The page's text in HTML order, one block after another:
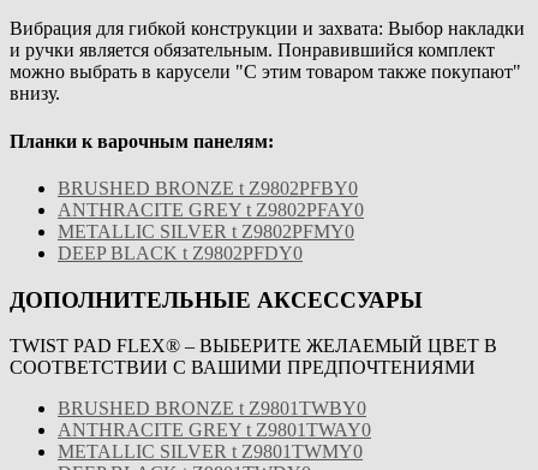
Вибрация для гибкой конструкции и захвата: Выбор накладки
и ручки является обязательным. Понравившийся комплект
можно выбрать в карусели "С этим товаром также покупают"
внизу.
Планки к варочным панелям:
BRUSHED BRONZE t Z9802PFBY0
ANTHRACITE GREY t Z9802PFAY0
METALLIC SILVER t Z9802PFMY0
DEEP BLACK t Z9802PFDY0
ДОПОЛНИТЕЛЬНЫЕ АКСЕССУАРЫ
TWIST PAD FLEX® – ВЫБЕРИТЕ ЖЕЛАЕМЫЙ ЦВЕТ В
СООТВЕТСТВИИ С ВАШИМИ ПРЕДПОЧТЕНИЯМИ
BRUSHED BRONZE t Z9801TWBY0
ANTHRACITE GREY t Z9801TWAY0
METALLIC SILVER t Z9801TWMY0